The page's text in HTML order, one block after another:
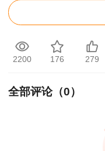
技术方案整个计算
前的效果，不能反
准确衡量技术方案
只能作为辅助评价
资金为200万元，
能力，年净收益为
2200 176 279
全部评论（0）